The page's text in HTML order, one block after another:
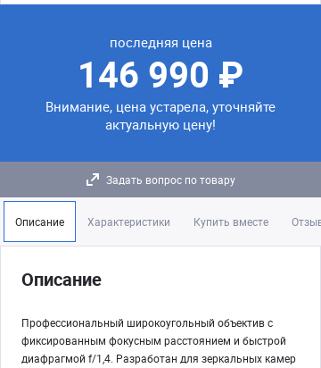
последняя цена
146 990 ₽
Внимание, цена устарела, уточняйте
актуальную цену!
Задать вопрос по товару
Описание Характеристики Купить вместе
Описание
Профессиональный широкоугольный объектив с
фиксированным фокусным расстоянием и быстрой
диафрагмой f/1,4. Разработан для зеркальных камер